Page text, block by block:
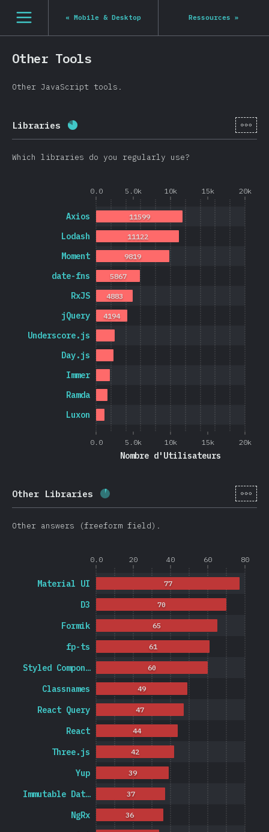
[fr-FR] general.open_nav
« Mobile & Desktop Ressources »
Other Tools
Other JavaScript tools.
Libraries Progression: [fr-
Which libraries do you regularly use?
0.0 5.0k 10k 15k 20k
0.0 5.0k 10k 15k 20k
Nombre d'Utilisateurs
Luxon
Ramda
Immer
Day.js
Underscore.js
jQuery
RxJS
date-fns
Moment
Lodash
Axios
4194
4883
5867
9819
11122
11599
Other Libraries Progression: [fr-
Other answers (freeform field).
0.0 20 40 60 80
NgRx
Immutable Dat…
Yup
Three.js
React
React Query
Classnames
Styled Compon…
fp-ts
Formik
D3
Material UI
36
37
39
42
44
47
49
60
61
65
70
77